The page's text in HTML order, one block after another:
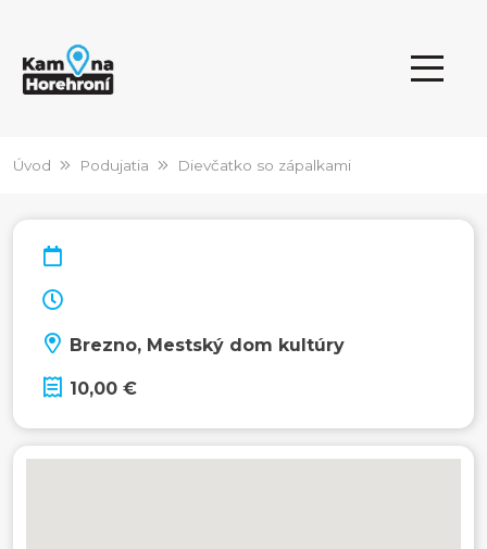
Úvod Podujatia Dievčatko so zápalkami
Brezno, Mestský dom kultúry
10,00 €